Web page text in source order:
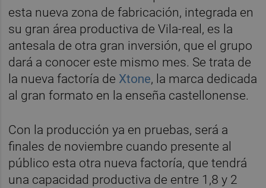
esta nueva zona de fabricación, integrada en
su gran área productiva de Vila-real, es la
antesala de otra gran inversión, que el grupo
dará a conocer este mismo mes. Se trata de
la nueva factoría de Xtone, la marca dedicada
al gran formato en la enseña castellonense.
Con la producción ya en pruebas, será a
finales de noviembre cuando presente al
público esta otra nueva factoría, que tendrá
una capacidad productiva de entre 1,8 y 2